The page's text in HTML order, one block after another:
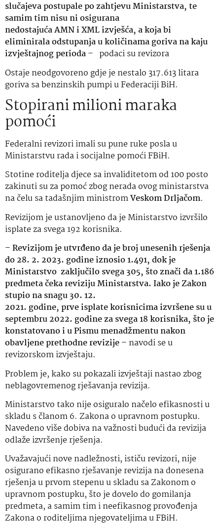
slučajeva postupale po zahtjevu Ministarstva, te
samim tim nisu ni osigurana
nedostajuća AMN i XML izvješća, a koja bi
eliminirala odstupanja u količinama goriva na kaju
izvještajnog perioda– podaci su revizora
Ostaje neodgovoreno gdje je nestalo 317.613 litara
goriva sa benzinskih pumpi u Federaciji BiH.
Stopirani milioni maraka
pomoći
Federalni revizori imali su pune ruke posla u
Ministarstvu rada i socijalne pomoći FBiH.
Stotine roditelja djece sa invaliditetom od 100 posto
zakinuti su za pomoć zbog nerada ovog ministarstva
na čelu sa tadašnjim ministromVeskom Drljačom.
Revizijom je ustanovljeno da je Ministarstvo izvršilo
isplate za svega 192 korisnika.
–Revizijom je utvrđeno da je broj unesenih rješenja
do 28. 2. 2023. godine iznosio 1.491, dok je
Ministarstvo zaključilo svega 305, što znači da 1.186
predmeta čeka reviziju Ministarstva. Iako je Zakon
stupio na snagu 30. 12.
2021. godine, prve isplate korisnicima izvršene su u
septembru 2022. godine za svega 18 korisnika, što je
konstatovano i u Pismu menadžmentu nakon
obavljene prethodne revizije– navodi se u
revizorskom izvještaju.
Problem je, kako su pokazali izvještaji nastao zbog
neblagovremenog rješavanja revizija.
Ministarstvo tako nije osiguralo načelo efikasnosti u
skladu s članom 6. Zakona o upravnom postupku.
Navedeno više dobiva na važnosti budući da revizija
odlaže izvršenje rješenja.
Uvažavajući nove nadležnosti, ističu revizori, nije
osigurano efikasno rješavanje revizija na donesena
rješenja u prvom stepenu u skladu sa Zakonom o
upravnom postupku, što je dovelo do gomilanja
predmeta, a samim tim i neefikasnog provođenja
Zakona o roditeljima njegovateljima u FBiH.